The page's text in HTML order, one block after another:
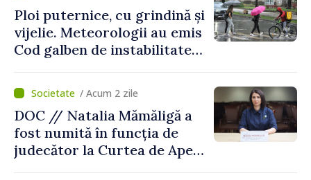
Ploi puternice, cu grindină și
vijelie. Meteorologii au emis
Cod galben de instabilitate
/ Acum 2 zile
DOC // Natalia Mămăligă a
fost numită în funcția de
judecător la Curtea de Apel